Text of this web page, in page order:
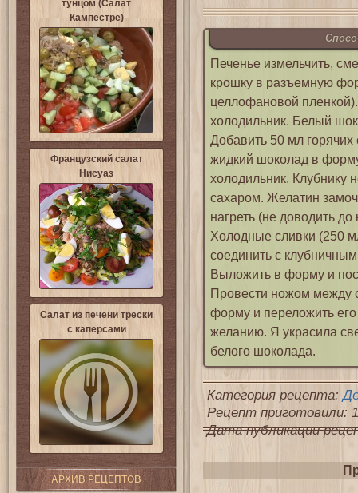
тунцом (Салат
Кампестре)
Французский салат
Нисуаз
Салат из печени трески
с каперсами
АРХИВ РЕЦЕПТОВ
Печенье измельчить,
крошку в разъемную
целлофановой
холодильник. Белый
Добавить 50 мл
жидкий шоколад в
холодильник. Клубнику
сахаром. Желатин
нагреть (не доводить
Холодные сливки (250
соединить с
Выложить в форму и
Провести ножом между
форму и переложить
желанию. Я украсила
белого шоколада.
Категория рецепта:
Рецепт приготовили:
Дата публикации